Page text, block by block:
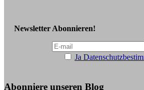
Newsletter Abonnieren!
Ja
Abonniere unseren Blog